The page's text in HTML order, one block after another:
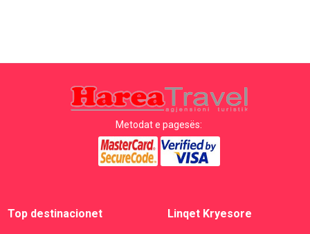
Metodat e pagesës:
Top destinacionet Linqet Kryesore